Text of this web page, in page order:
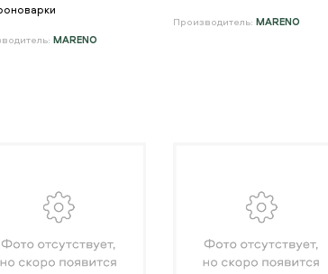
MARENO
Производитель: MARENO